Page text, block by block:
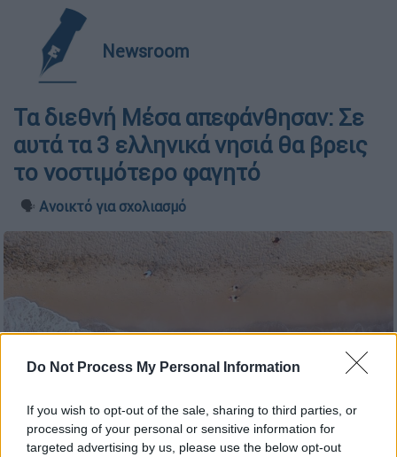
Do Not Process My Personal Information
If you wish to opt-out of the sale, sharing to third parties, or
processing of your personal or sensitive information for
targeted advertising by us, please use the below opt-out
Newsroom
Τα διεθνή Μέσα απεφάνθησαν: Σε
αυτά τα 3 ελληνικά νησιά θα βρεις
το νοστιμότερο φαγητό
🗣️ Ανοικτό για σχολιασμό